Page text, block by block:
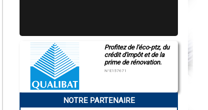
Profitez de l'éco-ptz, du
crédit d'impôt et de la
prime de rénovation.
N°E157671
NOTRE PARTENAIRE